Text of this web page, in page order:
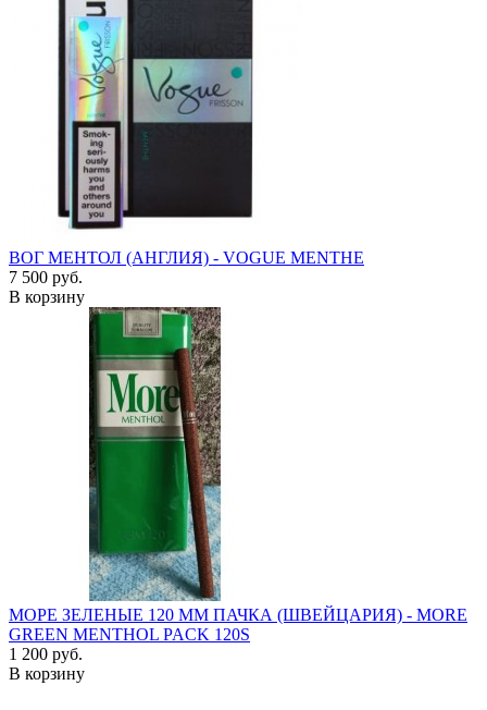
ВОГ МЕНТОЛ (АНГЛИЯ) - VOGUE MENTHE
7 500 руб.
В корзину
МОРЕ ЗЕЛЕНЫЕ 120 ММ ПАЧКА (ШВЕЙЦАРИЯ) - MORE
GREEN MENTHOL PACK 120S
1 200 руб.
В корзину